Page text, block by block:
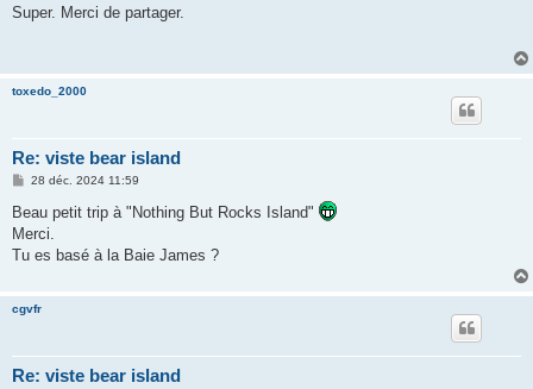
s
s
Super. Merci de partager.
toxedo_2000
Re: viste bear island
M
s
s
a
g
e
28 déc. 2024 11:59
Beau petit trip à "Nothing But Rocks Island"
Merci.
Tu es basé à la Baie James ?
cgvfr
Re: viste bear island